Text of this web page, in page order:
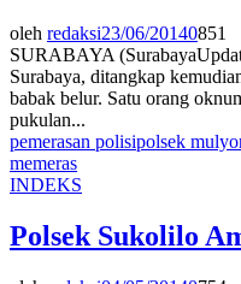
oleh redaksi23/06/20140851
SURABAYA
Surabaya, ditangkap
babak belur. Satu orang
pukulan...
pemerasan polisipolsek
memeras
INDEKS
Polsek Sukolilo